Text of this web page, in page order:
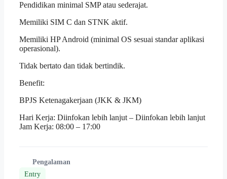
Pendidikan minimal SMP atau sederajat.
Memiliki SIM C dan STNK aktif.
Memiliki HP Android (minimal OS sesuai standar aplikasi
operasional).
Tidak bertato dan tidak bertindik.
Benefit:
BPJS Ketenagakerjaan (JKK & JKM)
Hari Kerja: Diinfokan lebih lanjut – Diinfokan lebih lanjut
Jam Kerja: 08:00 – 17:00
Pengalaman
Entry